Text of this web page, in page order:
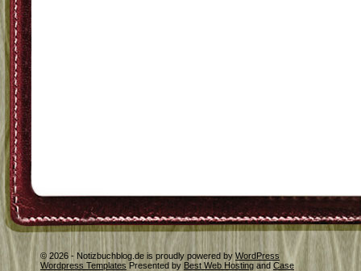
© 2026 - Notizbuchblog.de is proudly powered by WordPress
Wordpress Templates Presented by Best Web Hosting and Case